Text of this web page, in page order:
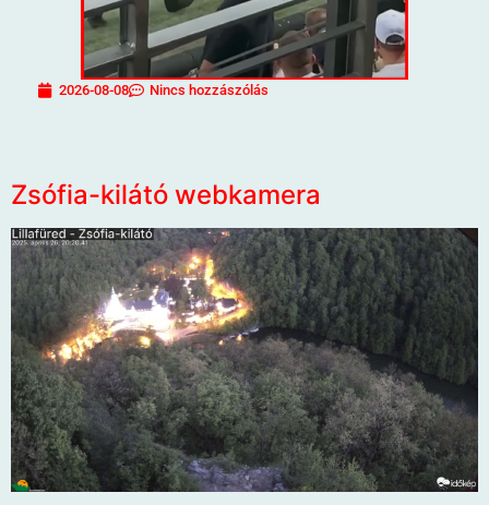
2026-08-08 Nincs hozzászólás
Zsófia-kilátó webkamera